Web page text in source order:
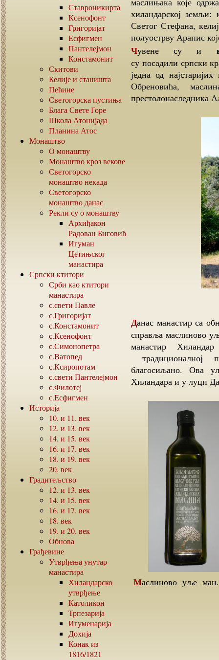
Ставроникирта
Ксенофонт
Григоријат
Есфигмен
Пантелејмон
Констамонит
Скитови
Келије и станишта
Пећине
Светогорска пустиња
Блага Свете Горе
Школа Атонијада
Планина Атос
Монаштво
О монаштву
Монаштво кроз векове
Светогорско
монаштво некада
Светогорско
монаштво данас
Рекли су о монаштву
Архиђакон
Радован Биговић
Игуман
Цетињског
манастира
Српски ктитори
Срби као ктитори
манастира
с.свети Павле
с.Григоријат
с.Констамонит
с.Ксенофонт
с.Симонопетра
с.Ватопед
с.Ксиропотам
с.свети Пантелејмон
с.Филотеј
с.Есфигмен
Историја
10. и 11. век
12. и 13. век
14. и 15. век
16. и 17. век
18. и 19. век
20. век
Градитељство
12. и 13. век
14. и 15. век
16. и 17. век
18. век
19. и 20. век
Обнова
Грађевине
Утврђења унутар
манастира
Хиландарско
утврђење
Католикон
Трпезарија
Игуменарија
Дохија
Конак из
1816/1821
хиландарској
Светог Стефана,
полуострву Арапис
Чувене су и
су посадили српски
једна од
Обреновића,
престолонаследника
Данас манастир са обновљених маслињака убира плодове за јело и
справља маслиново
манастир
благосиљано. Ова
Хиландара и у луци
Маслиново уље ман.Хиландара Маслиново уље келија